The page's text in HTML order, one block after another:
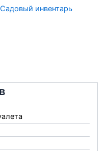
Садовый инвентарь